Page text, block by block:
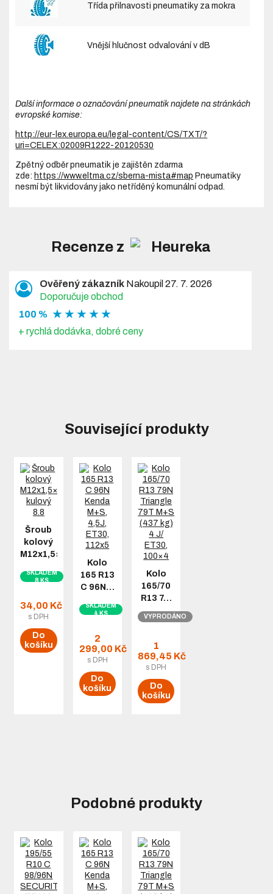
Třída přilnavosti pneumatiky za mokra
Vnější hlučnost odvalování v dB
Další informace o označování pneumatik najdete na stránkách
evropské komise:
http://eur-lex.europa.eu/legal-content/CS/TXT/?
uri=CELEX:02009R1222-20120530
Zpětný odběr pneumatik je zajištěn zdarma
zde: https://www.eltma.cz/sberna-mista#map Pneumatiky
nesmí být likvidovány jako netříděný komunální odpad.
Recenze z
Ověřený zákazník Nakoupil 27. 7. 2026
Doporučuje obchod
100 % ★ ★ ★ ★ ★
+ rychlá dodávka, dobré ceny
Související produkty
Šroub
kolový
M12x1,5×24…
SKLADEM
8 KS
34,00 Kč
s DPH
Do
košíku
Kolo
165 R13
C 96N…
SKLADEM
4 KS
2
299,00 Kč
s DPH
Do
košíku
Kolo
165/70
R13 7…
VYPRODÁNO
1
869,45 Kč
s DPH
Do
košíku
Podobné produkty